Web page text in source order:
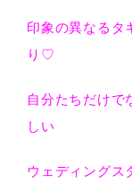
印象の異なるタ
り♡
自分たちだけで
しい
ウェディングス